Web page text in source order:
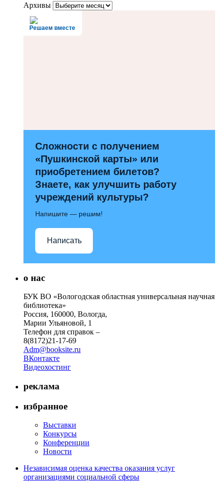
Архивы
Решаем вместе
Сложности с получением
«Пушкинской карты» или
приобретением билетов?
Знаете, как улучшить работу
учреждений культуры?
Напишите — решим!
Написать
о нас
БУК ВО «Вологодская областная универсальная научная
библиотека»
Россия, 160000, Вологда,
Марии Ульяновой, 1
Телефон для справок –
8(8172)21-17-69
Adm@booksite.ru
ВКонтакте
Видеохостинг
реклама
избранное
Выставки
Конкурсы
Конференции
Новости
Независимая оценка качества оказания услуг
организациями социальной сферы